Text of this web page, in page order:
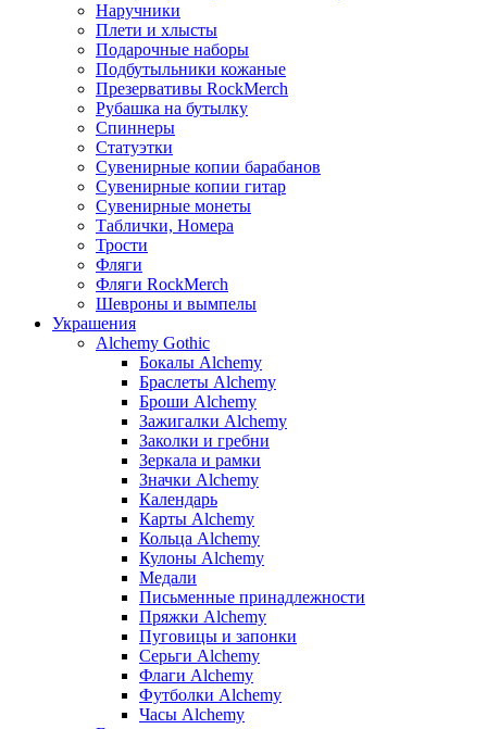
Наручники
Плети и хлысты
Подарочные наборы
Подбутыльники кожаные
Презервативы RockMerch
Рубашка на бутылку
Спиннеры
Статуэтки
Сувенирные копии барабанов
Сувенирные копии гитар
Сувенирные монеты
Таблички, Номера
Трости
Фляги
Фляги RockMerch
Шевроны и вымпелы
Украшения
Alchemy Gothic
Бокалы Alchemy
Браслеты Alchemy
Броши Alchemy
Зажигалки Alchemy
Заколки и гребни
Зеркала и рамки
Значки Alchemy
Календарь
Карты Alchemy
Кольца Alchemy
Кулоны Alchemy
Медали
Письменные принадлежности
Пряжки Alchemy
Пуговицы и запонки
Серьги Alchemy
Флаги Alchemy
Футболки Alchemy
Часы Alchemy